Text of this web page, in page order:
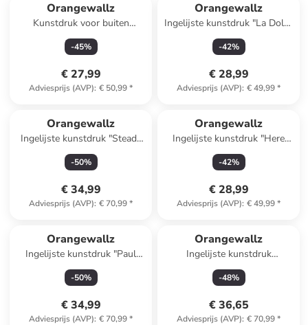
Orangewallz
Kunstdruk voor buiten
"Balloon Girl Colourful" -
(B)50 x (H)70 cm
-45%
€ 27,99
Adviesprijs (AVP): € 50,99*
Orangewallz
Ingelijste kunstdruk "La Dolce
Vita" - (B)40 x (H)50 cm
-42%
€ 28,99
Adviesprijs (AVP): € 49,99*
Orangewallz
Ingelijste kunstdruk "Steady
Tree" - (B)90 x (H)60 cm
-50%
€ 34,99
Adviesprijs (AVP): € 70,99*
Orangewallz
Ingelijste kunstdruk "Here
Comes the Sun"
-42%
€ 28,99
Adviesprijs (AVP): € 49,99*
Orangewallz
Ingelijste kunstdruk "Paul
Klee - blossoming"
-50%
€ 34,99
Adviesprijs (AVP): € 70,99*
Orangewallz
Ingelijste kunstdruk
"Upcoming Tide"
-48%
€ 36,65
Adviesprijs (AVP): € 70,99*